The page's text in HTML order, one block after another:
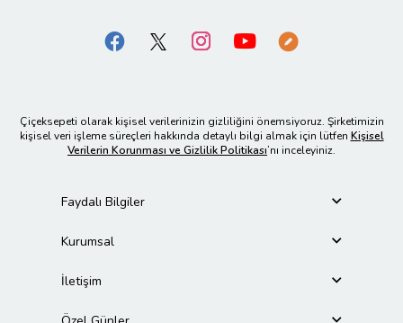
Çiçeksepeti olarak kişisel verilerinizin gizliliğini önemsiyoruz. Şirketimizin
kişisel veri işleme süreçleri hakkında detaylı bilgi almak için lütfen Kişisel
Verilerin Korunması ve Gizlilik Politikası’nı inceleyiniz.
Faydalı Bilgiler
Kurumsal
İletişim